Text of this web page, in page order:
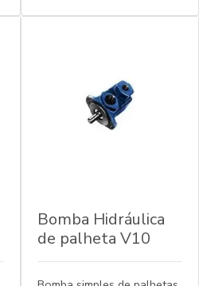
Bomba Hidráulica
de palheta V10